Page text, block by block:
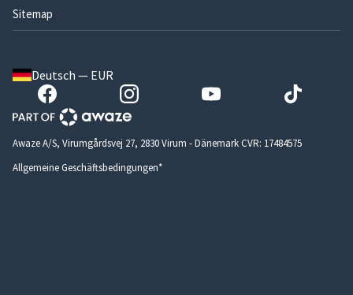
Sitemap
Deutsch — EUR
Awaze A/S, Virumgårdsvej 27, 2830 Virum - Dänemark CVR: 17484575
Allgemeine Geschäftsbedingungen*